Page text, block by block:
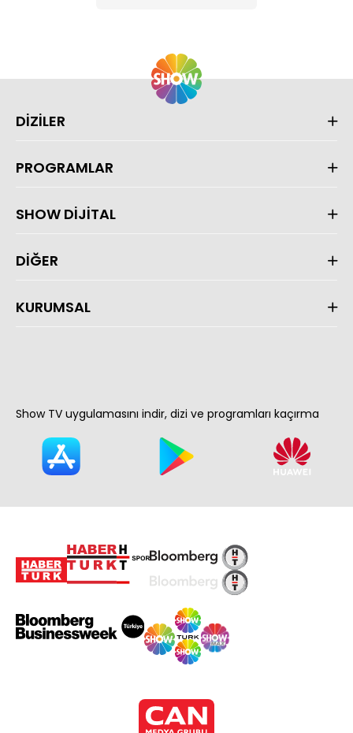
DİZİLER
PROGRAMLAR
SHOW DİJİTAL
DİĞER
KURUMSAL
Show TV uygulamasını indir, dizi ve programları kaçırma